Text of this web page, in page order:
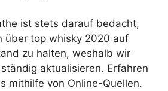
ist stets darauf bedacht,
über top whisky 2020 auf
zu halten, weshalb wir
aktualisieren. Erfahren
mithilfe von Online-Quellen.